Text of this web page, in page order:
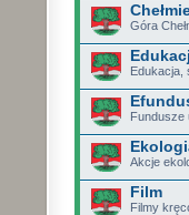
Góra
Edukacja,
Fundusze
Akcje
Film
Filmy